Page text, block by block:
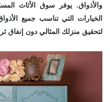
والأذواق. يوفر سوق الأثاث
الخيارات التي تناسب جميع
لتحقيق منزلك المثالي دون إنفاق